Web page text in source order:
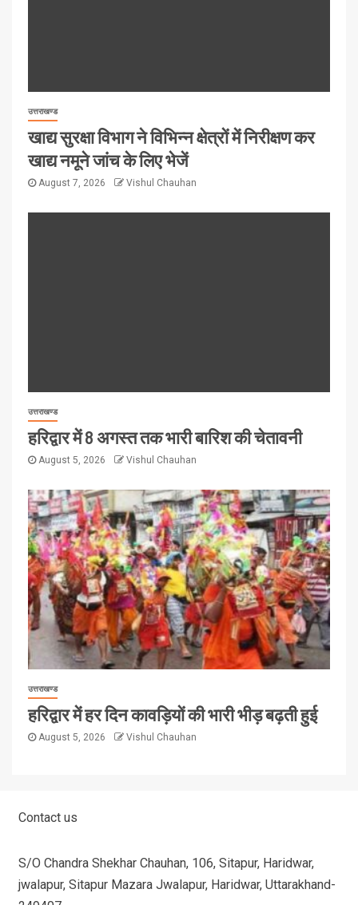
उत्तराखण्ड
खाद्य सुरक्षा विभाग ने विभिन्न क्षेत्रों में निरीक्षण कर
खाद्य नमूने जांच के लिए भेजें
August 7, 2026 Vishul Chauhan
उत्तराखण्ड
हरिद्वार में 8 अगस्त तक भारी बारिश की चेतावनी
August 5, 2026 Vishul Chauhan
उत्तराखण्ड
हरिद्वार में हर दिन कावड़ियों की भारी भीड़ बढ़ती हुई
August 5, 2026 Vishul Chauhan
Contact us
S/O Chandra Shekhar Chauhan, 106, Sitapur, Haridwar,
jwalapur, Sitapur Mazara Jwalapur, Haridwar, Uttarakhand-